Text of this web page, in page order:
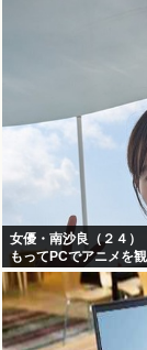
女優・南沙良（２４）
もってPCでアニメを観